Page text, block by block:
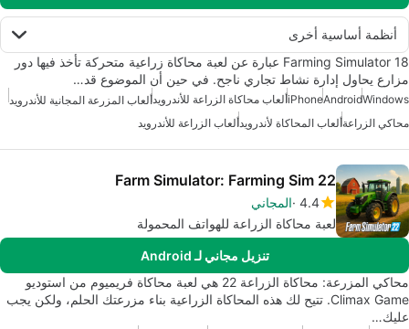
أنظمة أساسية أخرى
Farming Simulator 18 عبارة عن لعبة محاكاة زراعية متحركة تأخذ فيها دور
مزارع يحاول إدارة نشاط تجاري ناجح. في حين أن الموضوع قد…
Windows
Android
iPhoneألعاب محاكاة الزراعة للأندرويدألعاب المزرعة المجانية للأندرويد
محاكي الزراعةألعاب المحاكاة لأندرويدألعاب الزراعة للأندرويد
Farm Simulator: Farming Sim 22
4.4 المجاني
لعبة محاكاة الزراعة للهواتف المحمولة
تنزيل مجاني لـ Android
محاكي المزرعة: محاكاة الزراعة 22 هي لعبة محاكاة فريميوم من استوديو
Climax Game. تتيح لك هذه المحاكاة الزراعية بناء مزرعتك الحلم، ولكن يجب
عليك…